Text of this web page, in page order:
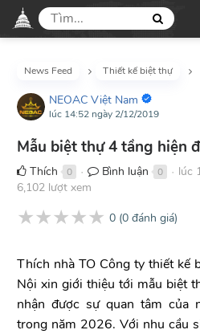
News Feed Thiết kế biệt thự
NEOAC Việt Nam
lúc 14:52 ngày 2/12/2019
Mẫu biệt thự 4 tầng hiện
Thích 0 ● Bình luận 0 ● lúc
6,102 lượt xem
★★★★★ 0 (0 đánh giá)
Thích nhà TO Công ty thiết kế
Nội xin giới thiệu tới mẫu biệt
nhận được sự quan tâm của
trong năm 2026. Với nhu cầu